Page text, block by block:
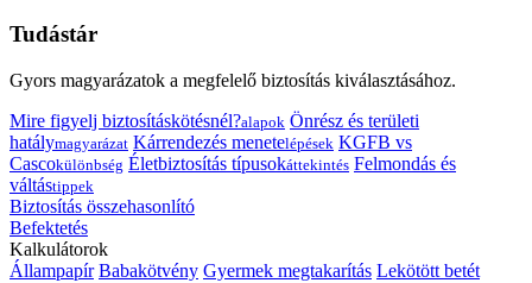
Tudástár
Gyors magyarázatok a megfelelő biztosítás kiválasztásához.
Mire figyelj biztosításkötésnél?alapok Önrész és területi
hatálymagyarázat Kárrendezés menetelépések KGFB vs
Cascokülönbség Életbiztosítás típusokáttekintés Felmondás és
váltástippek
Biztosítás összehasonlító
Befektetés
Kalkulátorok
Állampapír Babakötvény Gyermek megtakarítás Lekötött betét